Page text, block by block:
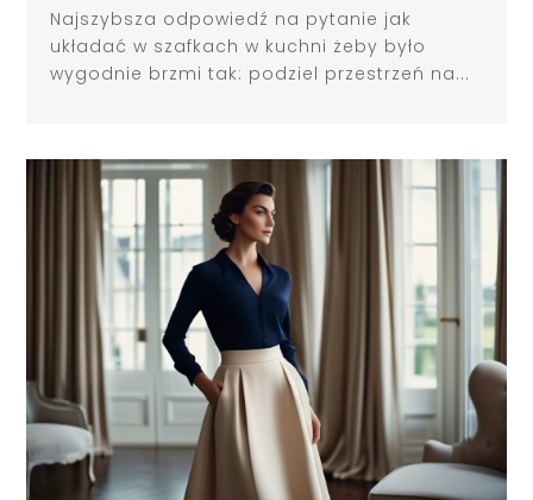
Najszybsza odpowiedź na pytanie jak
układać w szafkach w kuchni żeby było
wygodnie brzmi tak: podziel przestrzeń na...